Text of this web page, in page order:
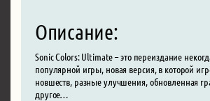
Описание:
Sonic Colors: Ultimate – это переиздание
популярной игры, новая версия, в которой
новшеств, разные улучшения, обновленная
другое…